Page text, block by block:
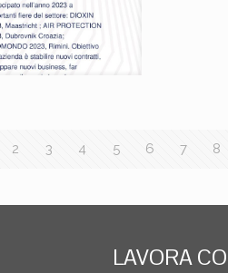
2 3 4 5 6 7 8
LAVORA